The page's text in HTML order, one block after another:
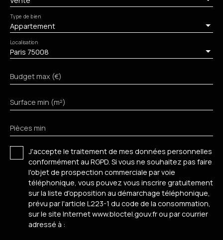
Appartement
Type de bien
Paris 75008
Localisation
Budget max (€)
Surface min (m²)
Pièces min
J'accepte le traitement de mes données personnelles
conformément au RGPD. Si vous ne souhaitez pas faire
l'objet de prospection commerciale par voie
téléphonique, vous pouvez vous inscrire gratuitement
sur la liste d'opposition au démarchage téléphonique,
prévu par l'article L223-1 du code de la consommation,
sur le site Internet www.bloctel.gouv.fr ou par courrier
adressé à :